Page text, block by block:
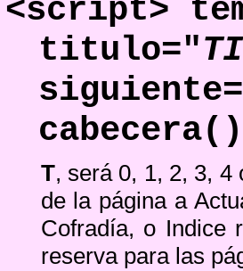
<script>
titulo="
T, será 0, 1, 2, 3, 4
de la página a
Cofradía, o Indice
reserva para las